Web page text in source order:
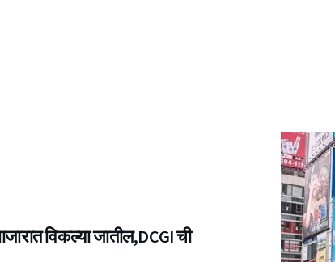
विकल्या जातील,DCGI ची